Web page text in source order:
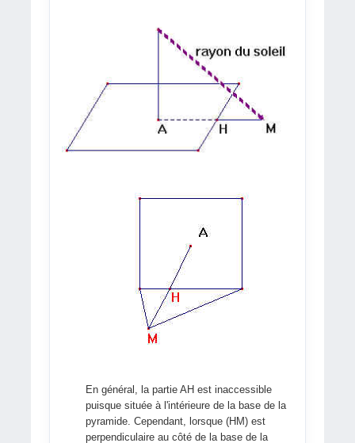
En général, la partie AH est inaccessible
puisque située à l'intérieure de la base de la
pyramide. Cependant, lorsque (HM) est
perpendiculaire au côté de la base de la